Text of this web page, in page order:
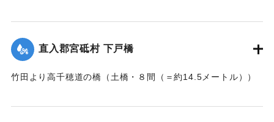
憤慨している。
｜固有コード: 002680200
直入郡宮砥村 下戸橋
竹田より高千穂道の橋（土橋・８間（＝約14.5メートル））